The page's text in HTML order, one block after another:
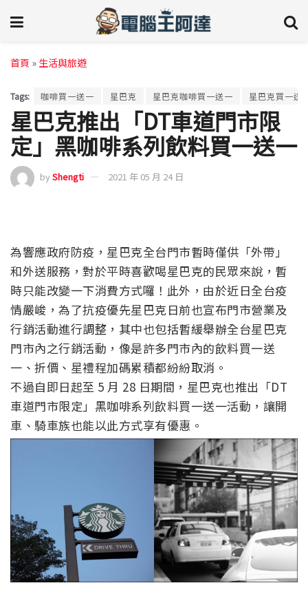
首頁 » 生活與旅遊
Tags: 咖啡買一送一 星巴克 星巴克咖啡買一送一 星巴克買一送
星巴克推出「DT車道門市限
定」黑咖啡系列飲料買一送一
byShengti 2021 年 05 月 24 日
為響應政府防疫，星巴克全台門市暫時僅供「外帶」
和外送服務，對於平時喜歡喝星巴克的民眾來說，暫
時只能改變一下消費方式囉！此外，由於近日全台疫
情嚴峻，為了抗疫優先星巴克日前也宣布門市營業及
行銷活動進行調整，其中也包括暫緩舉辦全台星巴克
門市內之行銷活動，像是許多門市內的飲料買一送
一、折價、星禮程加碼累積都紛紛取消。
不過自即日起至 5 月 28 日期間，星巴克也推出「DT
車道門市限定」黑咖啡系列飲料買一送一活動，讓開
車、騎車族也能以此方式享有優惠。